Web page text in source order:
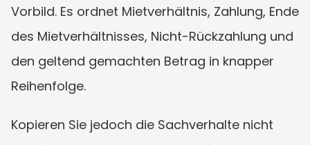
Vorbild. Es ordnet Mietverhältnis, Zahlung, Ende
des Mietverhältnisses, Nicht-Rückzahlung und
den geltend gemachten Betrag in knapper
Reihenfolge.
Kopieren Sie jedoch die Sachverhalte nicht